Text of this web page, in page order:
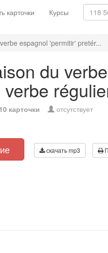
карточки Курсы
espagnol 'permitir' pretér...
du
10 карточки отсутствует
скачать mp3